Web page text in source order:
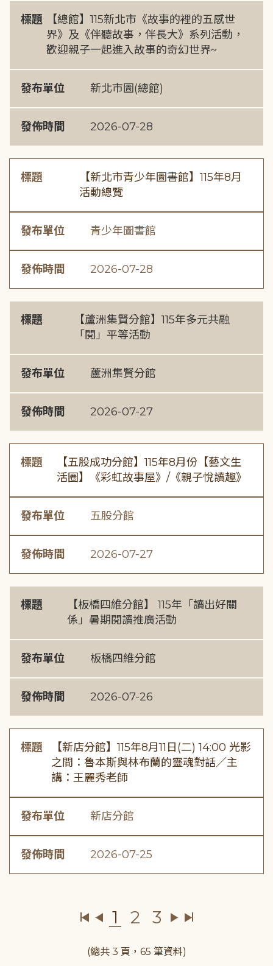
標題
【總館】115新北市《故事的裡的五感世
界》及《伴聽故事，伴長大》系列活動，
歡迎親子一起進入故事的奇幻世界~
發布單位 新北市圖(總館)
發佈時間 2026-07-28
標題
【新北市青少年圖書館】115年8月
活動總覽
發布單位 青少年圖書館
發佈時間 2026-07-28
標題
【蘆洲集賢分館】115年多元共融
「閱」平等活動
發布單位 蘆洲集賢分館
發佈時間 2026-07-27
標題
【五股成功分館】115年8月份【藝文生
活圈】《彩虹故事屋》/《親子悅讀趣》
發布單位 五股分館
發佈時間 2026-07-27
標題
【板橋四維分館】 115年「讀出好關
係」暑期閱讀推廣活動
發布單位 板橋四維分館
發佈時間 2026-07-26
標題
【新店分館】115年8月11日(二) 14:00 光影
之間：魯本斯與林布蘭的靈魂對話／主
講：王麗秀老師
發布單位 新店分館
發佈時間 2026-07-25
1 2 3
(總共 3 頁，65 筆資料)